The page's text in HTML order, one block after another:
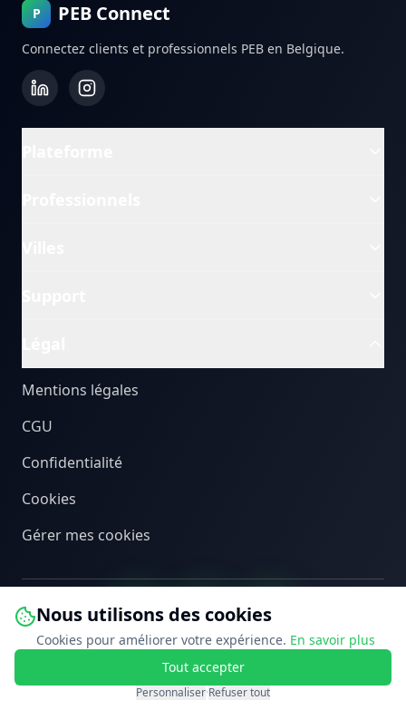
Nous utilisons des cookies
Cookies pour améliorer votre expérience. En savoir plus
Tout accepter
Personnaliser·Refuser tout
P PEB Connect
Connectez clients et professionnels PEB en Belgique.
Mentions légales
CGU
Confidentialité
Cookies
Gérer mes cookies
PEB Connect. Tous droits réservés.